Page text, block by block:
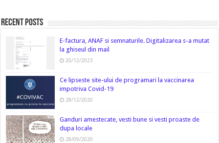
Recent Posts
E-factura, ANAF si semnaturile. Digitalizarea s-a mutat
la ghiseul din mail
20/12/2023
Ce lipseste site-ului de programari la vaccinarea
impotriva Covid-19
28/12/2020
Ganduri amestecate, vesti bune si vesti proaste de
dupa locale
28/09/2020